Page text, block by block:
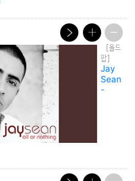
[올드
팝]
Jay
Sean
-